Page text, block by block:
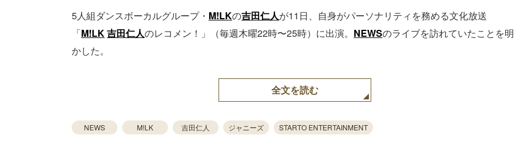
5人組ダンスボーカルグループ・ M!LKの吉田仁人が11日、自身がパーソナリティを務める文化放送
「M!LK吉田仁人のレコメン！」（毎週木曜22時〜25時）に出演。 NEWSのライブを訪れていたことを明
かした。
全文を読む
NEWS M!LK 吉田仁人 ジャニーズ STARTO ENTERTAINMENT